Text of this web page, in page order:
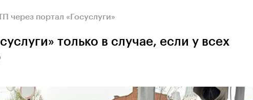
через портал «Госуслуги»
только в случае, если у всех